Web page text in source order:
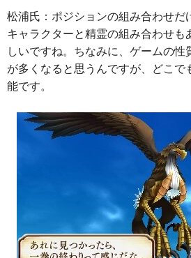
松浦氏：ポジションの組み合わせだ
キャラクターと精霊の組み合わせも
しいですね。ちなみに、ゲームの性
が多くなると思うんですが、どこで
能です。